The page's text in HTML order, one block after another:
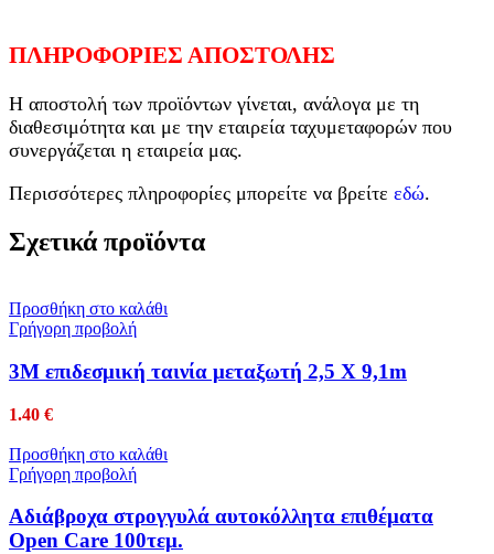
ΠΛΗΡΟΦΟΡΙΕΣ ΑΠΟΣΤΟΛΗΣ
Η αποστολή των προϊόντων γίνεται, ανάλογα με τη
διαθεσιμότητα και με την εταιρεία ταχυμεταφορών που
συνεργάζεται η εταιρεία μας.
Περισσότερες πληροφορίες μπορείτε να βρείτε εδώ.
Σχετικά προϊόντα
Προσθήκη στο καλάθι
Γρήγορη προβολή
3Μ επιδεσμική ταινία μεταξωτή 2,5 Χ 9,1m
1.40 €
Προσθήκη στο καλάθι
Γρήγορη προβολή
Αδιάβροχα στρογγυλά αυτοκόλλητα επιθέματα
Open Care 100τεμ.